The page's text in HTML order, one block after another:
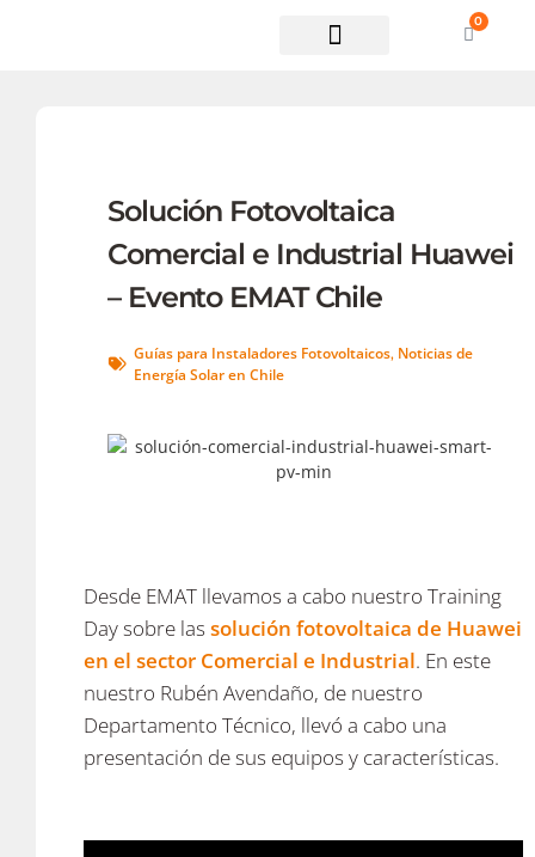
0
Solución Fotovoltaica
Comercial e Industrial Huawei
– Evento EMAT Chile
Guías para Instaladores Fotovoltaicos, Noticias de
Energía Solar en Chile
Desde EMAT llevamos a cabo nuestro Training
Day sobre las solución fotovoltaica de Huawei
en el sector Comercial e Industrial. En este
nuestro Rubén Avendaño, de nuestro
Departamento Técnico, llevó a cabo una
presentación de sus equipos y características.